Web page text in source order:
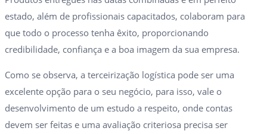
estado, além de profissionais capacitados, colaboram para
que todo o processo tenha êxito, proporcionando
credibilidade, confiança e a boa imagem da sua empresa.
Como se observa, a terceirização logística pode ser uma
excelente opção para o seu negócio, para isso, vale o
desenvolvimento de um estudo a respeito, onde contas
devem ser feitas e uma avaliação criteriosa precisa ser